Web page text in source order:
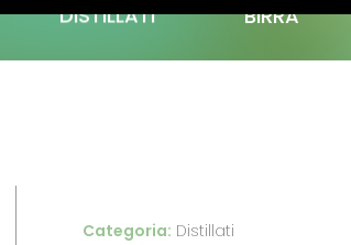
DISTILLATI BIRRA
Categoria: Distillati